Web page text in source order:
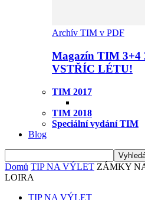
Archív TIM v PDF
Magazín TIM 3+4
VSTŘÍC LÉTU!
TIM 2017
TIM 2018
Speciální vydání TIM
Blog
Domů TIP NA VÝLET ZÁMKY
LOIRA
TIP NA VÝLET